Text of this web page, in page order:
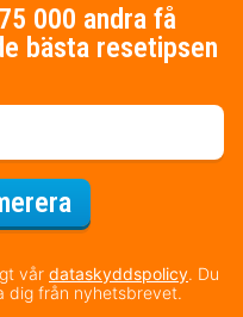
000 andra få
bästa resetipsen
vår dataskyddspolicy. Du
dig från nyhetsbrevet.